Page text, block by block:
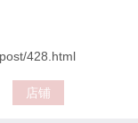
428.html
店铺